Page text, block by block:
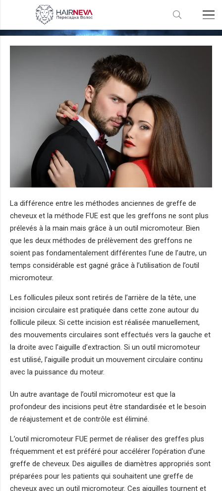
Motorlu ve Manuel Saç Ekimi
La différence entre les méthodes anciennes de greffe de
cheveux et la méthode FUE est que les greffons ne sont plus
prélevés à la main mais grâce à un outil micromoteur. Bien
que les deux méthodes de prélèvement des greffons ne
soient pas fondamentalement différentes l’une de l’autre, un
temps considérable est gagné grâce à l’utilisation de l’outil
micromoteur.
Les follicules pileux sont retirés de l’arrière de la tête, une
incision circulaire est pratiquée dans cette zone autour du
follicule pileux. Si cette incision est réalisée manuellement,
des mouvements circulaires sont effectués vers la gauche et
la droite avec l’aiguille d’extraction. Si un outil micromoteur
est utilisé, l’aiguille produit un mouvement circulaire continu
avec la puissance du moteur.
Un autre avantage de l’outil micromoteur est que la
profondeur des incisions peut être standardisée et le besoin
de réajustement et de contrôle est éliminé.
L’outil micromoteur FUE permet de réaliser des greffes plus
fréquemment et est préféré pour accélérer l’opération d’une
greffe de cheveux. Des aiguilles de diamètres appropriés sont
préparées pour les patients qui souhaitent une greffe de
cheveux avec un outil micromoteur. Ces aiguilles tournent et